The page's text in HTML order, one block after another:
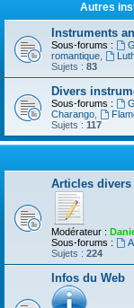
Autres
Instruments
Sous-forums :
romantique
Sujets : 83
Divers
Sous-forums :
Charango
Sujets : 117
Articles divers
Modérateur :
Sous-forums :
Sujets : 224
Infos du Web